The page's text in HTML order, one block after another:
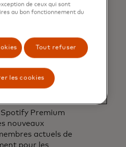
famille pour
Ultimate pour
cours des 12
l'ouverture
2 deMicrosoft
un nouvel onglet
obtenir des
rapidement.
avec trois
Premium
nouveaux
actuels de
pour les
de ceux qui sont
au bon fonctionnement du
Tout refuser
les cookies